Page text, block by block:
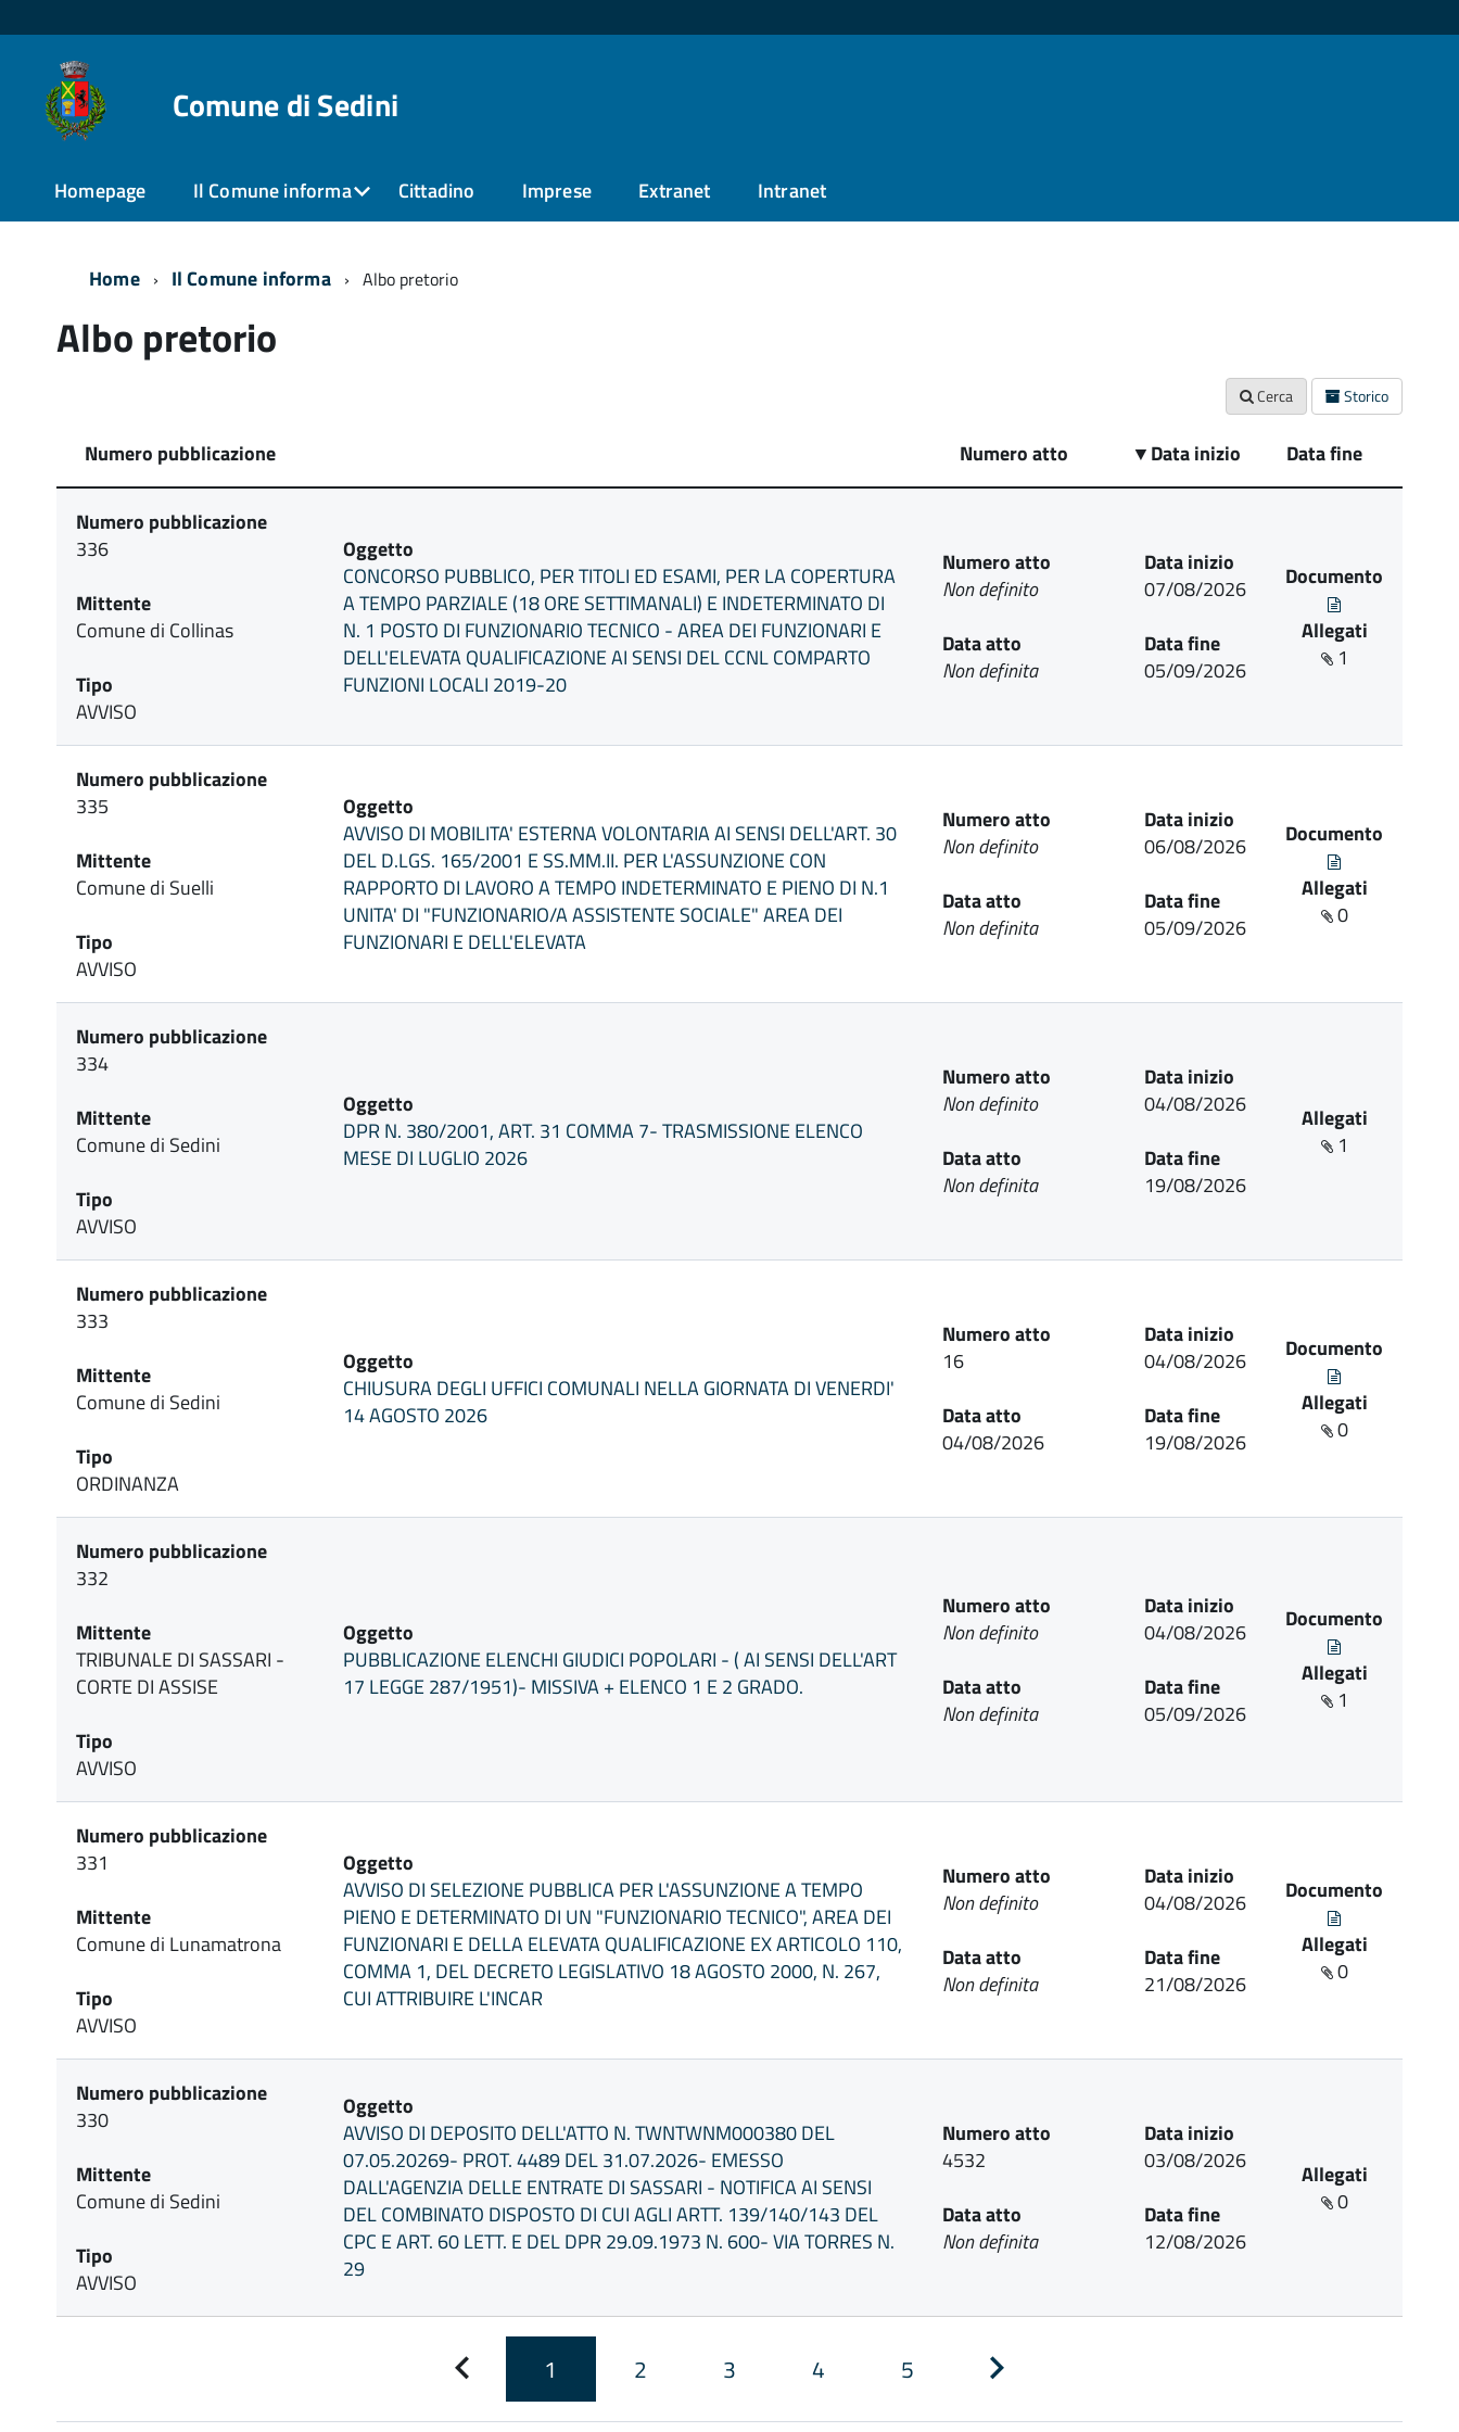
Comune di Sedini
Homepage Il Comune informa Cittadino Imprese Extranet Intranet
Home Il Comune informa Albo pretorio
Albo pretorio
Cerca Storico
Numero pubblicazione Numero atto ▼Data inizio Data fine
Numero pubblicazione
336
Mittente
Comune di Collinas
Tipo
AVVISO
Oggetto
CONCORSO PUBBLICO, PER TITOLI ED ESAMI, PER LA COPERTURA
A TEMPO PARZIALE (18 ORE SETTIMANALI) E INDETERMINATO DI
N. 1 POSTO DI FUNZIONARIO TECNICO - AREA DEI FUNZIONARI E
DELL'ELEVATA QUALIFICAZIONE AI SENSI DEL CCNL COMPARTO
FUNZIONI LOCALI 2019-20
Numero atto
Non definito
Data atto
Non definita
Data inizio
07/08/2026
Data fine
05/09/2026
Documento
Allegati
1
Numero pubblicazione
335
Mittente
Comune di Suelli
Tipo
AVVISO
Oggetto
AVVISO DI MOBILITA' ESTERNA VOLONTARIA AI SENSI DELL'ART. 30
DEL D.LGS. 165/2001 E SS.MM.II. PER L'ASSUNZIONE CON
RAPPORTO DI LAVORO A TEMPO INDETERMINATO E PIENO DI N.1
UNITA' DI "FUNZIONARIO/A ASSISTENTE SOCIALE" AREA DEI
FUNZIONARI E DELL'ELEVATA
Numero atto
Non definito
Data atto
Non definita
Data inizio
06/08/2026
Data fine
05/09/2026
Documento
Allegati
0
Numero pubblicazione
334
Mittente
Comune di Sedini
Tipo
AVVISO
Oggetto
DPR N. 380/2001, ART. 31 COMMA 7- TRASMISSIONE ELENCO
MESE DI LUGLIO 2026
Numero atto
Non definito
Data atto
Non definita
Data inizio
04/08/2026
Data fine
19/08/2026
Allegati
1
Numero pubblicazione
333
Mittente
Comune di Sedini
Tipo
ORDINANZA
Oggetto
CHIUSURA DEGLI UFFICI COMUNALI NELLA GIORNATA DI VENERDI'
14 AGOSTO 2026
Numero atto
16
Data atto
04/08/2026
Data inizio
04/08/2026
Data fine
19/08/2026
Documento
Allegati
0
Numero pubblicazione
332
Mittente
TRIBUNALE DI SASSARI -
CORTE DI ASSISE
Tipo
AVVISO
Oggetto
PUBBLICAZIONE ELENCHI GIUDICI POPOLARI - ( AI SENSI DELL'ART
17 LEGGE 287/1951)- MISSIVA + ELENCO 1 E 2 GRADO.
Numero atto
Non definito
Data atto
Non definita
Data inizio
04/08/2026
Data fine
05/09/2026
Documento
Allegati
1
Numero pubblicazione
331
Mittente
Comune di Lunamatrona
Tipo
AVVISO
Oggetto
AVVISO DI SELEZIONE PUBBLICA PER L'ASSUNZIONE A TEMPO
PIENO E DETERMINATO DI UN "FUNZIONARIO TECNICO", AREA DEI
FUNZIONARI E DELLA ELEVATA QUALIFICAZIONE EX ARTICOLO 110,
COMMA 1, DEL DECRETO LEGISLATIVO 18 AGOSTO 2000, N. 267,
CUI ATTRIBUIRE L'INCAR
Numero atto
Non definito
Data atto
Non definita
Data inizio
04/08/2026
Data fine
21/08/2026
Documento
Allegati
0
Numero pubblicazione
330
Mittente
Comune di Sedini
Tipo
AVVISO
Oggetto
AVVISO DI DEPOSITO DELL'ATTO N. TWNTWNM000380 DEL
07.05.20269- PROT. 4489 DEL 31.07.2026- EMESSO
DALL'AGENZIA DELLE ENTRATE DI SASSARI - NOTIFICA AI SENSI
DEL COMBINATO DISPOSTO DI CUI AGLI ARTT. 139/140/143 DEL
CPC E ART. 60 LETT. E DEL DPR 29.09.1973 N. 600- VIA TORRES N.
29
Numero atto
4532
Data atto
Non definita
Data inizio
03/08/2026
Data fine
12/08/2026
Allegati
0
1 2 3 4 5